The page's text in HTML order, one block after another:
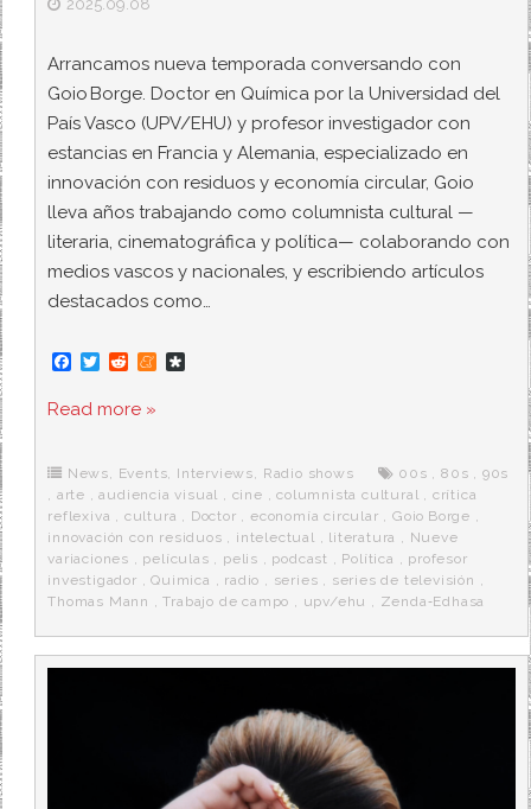
2025.09.08
Arrancamos nueva temporada conversando con
Goio Borge. Doctor en Química por la Universidad del
País Vasco (UPV/EHU) y profesor investigador con
estancias en Francia y Alemania, especializado en
innovación con residuos y economía circular, Goio
lleva años trabajando como columnista cultural —
literaria, cinematográfica y política— colaborando con
medios vascos y nacionales, y escribiendo artículos
destacados como…
F
e
o
k
T
t
r
R
d
M
e
r
a
Read more »
News, Events, Interviews, Radio shows 00s , 80s , 90s
, arte ,audiencia visual , cine ,columnista cultural , crítica
reflexiva , cultura , Doctor ,economía circular ,Goio Borge ,
innovación con residuos , intelectual , literatura , Nueve
variaciones , películas , pelis , podcast , Política , profesor
investigador ,Quimica , radio , series , series de televisión ,
Thomas Mann ,Trabajo de campo , upv/ehu , Zenda‑Edhasa